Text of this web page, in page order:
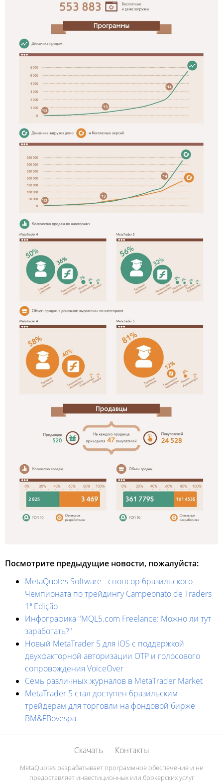
Посмотрите предыдущие новости, пожалуйста:
MetaQuotes Software - спонсор бразильского
Чемпионата по трейдингу Campeonato de Traders
1ª Edição
Инфографика "MQL5.com Freelance: Можно ли тут
заработать?"
Новый MetaTrader 5 для iOS с поддержкой
двухфакторной авторизации OTP и голосового
сопровождения VoiceOver
Семь различных журналов в MetaTrader Market
MetaTrader 5 стал доступен бразильским
трейдерам для торговли на фондовой бирже
BM&FBovespa
Скачать Контакты
MetaQuotes разрабатывает программное обеспечение и не
предоставляет инвестиционных или брокерских услуг